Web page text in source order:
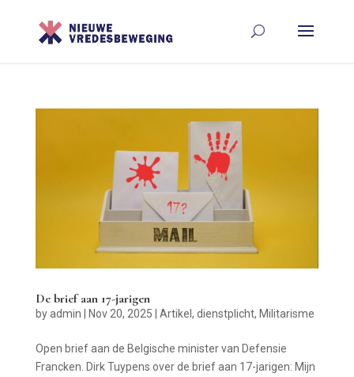
De brief aan 17-jarigen
byadmin | Nov 20, 2025 | Artikel, dienstplicht, Militarisme
Open brief aan de Belgische minister van Defensie
Francken. Dirk Tuypens over de brief aan 17-jarigen: Mijn